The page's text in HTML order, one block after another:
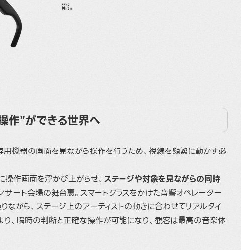
能。
作”ができる世界へ
用機器の画面を見ながら操作を行うため、視線を頻繁に動かす必
操作画面を浮かび上がらせ、 ステージや対象を見ながらの同時
サート会場の舞台裏。スマートグラスをかけた音響オペレーター
ながら、ステージ上のアーティストの動きに合わせてリアルタイ
り、瞬時の判断と正確な操作が可能になり、観客は最高の音楽体